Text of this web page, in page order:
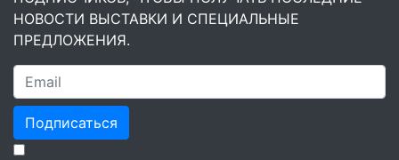
НОВОСТИ ВЫСТАВКИ И СПЕЦИАЛЬНЫЕ
ПРЕДЛОЖЕНИЯ.
Подписаться